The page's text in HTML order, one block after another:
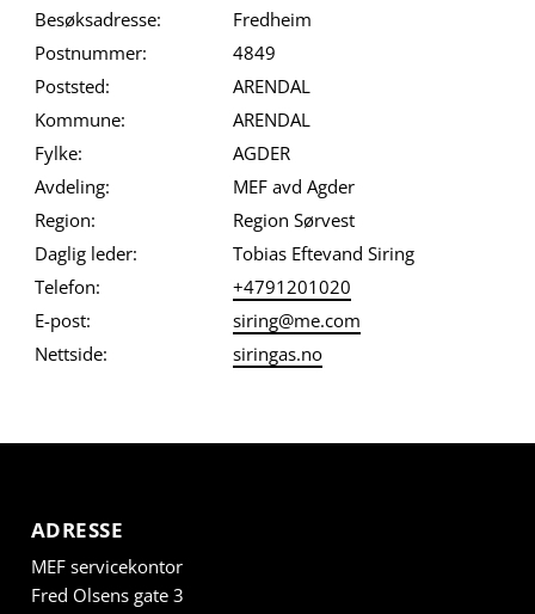
Besøksadresse:
Fredheim
Postnummer:
4849
Poststed:
ARENDAL
Kommune:
ARENDAL
Fylke:
AGDER
Avdeling:
MEF avd Agder
Region:
Region Sørvest
Daglig leder:
Tobias Eftevand Siring
Telefon:
+4791201020
E-post:
siring@me.com
Nettside:
siringas.no
ADRESSE
MEF servicekontor
Fred Olsens gate 3